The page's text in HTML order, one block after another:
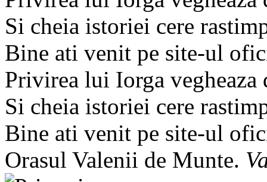
Si cheia istoriei cere
Bine ati venit pe site-ul
Privirea lui Iorga
Si cheia istoriei cere
Bine ati venit pe site-ul
Orasul Valenii de Munte.